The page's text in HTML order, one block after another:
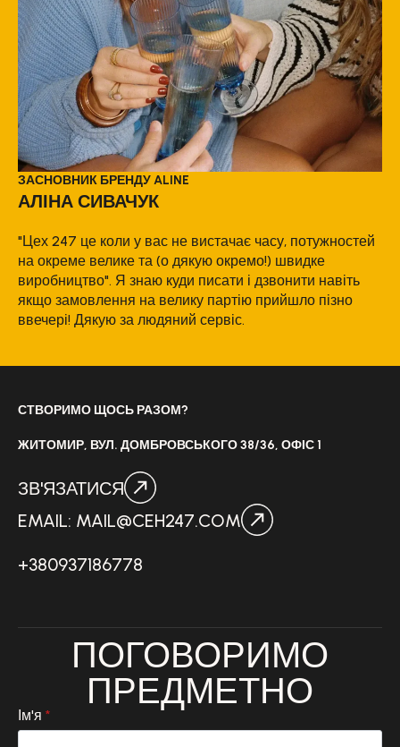
ЗАСНОВНИК БРЕНДУ ALINE
АЛІНА СИВАЧУК
"Цех 247 це коли у вас не вистачає часу, потужностей
на окреме велике та (о дякую окремо!) швидке
виробництво". Я знаю куди писати і дзвонити навіть
якщо замовлення на велику партію прийшло пізно
ввечері! Дякую за людяний сервіс.
СТВОРИМО ЩОСЬ РАЗОМ?
ЖИТОМИР, ВУЛ. ДОМБРОВСЬКОГО 38/36, ОФІС 1
ЗВ'ЯЗАТИСЯ
EMAIL: MAIL@CEH247.COM
+380937186778
ПОГОВОРИМО
ПРЕДМЕТНО
Ім'я *